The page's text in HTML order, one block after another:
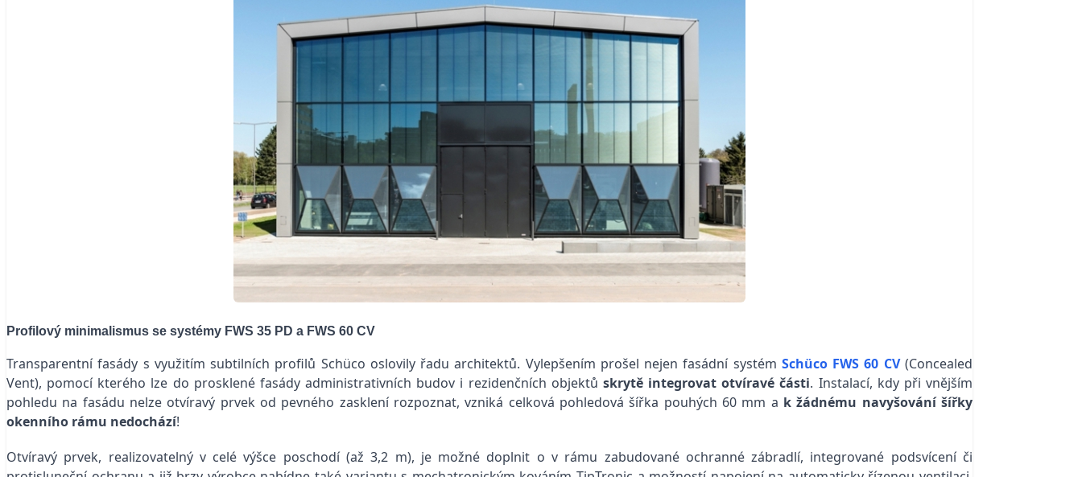
Profilový minimalismus se systémy FWS 35 PD a FWS 60 CV
Transparentní fasády s využitím subtilních profilů Schüco oslovily řadu architektů. Vylepšením prošel nejen fasádní systém Schüco FWS 60 CV(Concealed
Vent), pomocí kterého lze do prosklené fasády administrativních budov i rezidenčních objektů skrytě integrovat otvíravé části. Instalací, kdy při vnějším
pohledu na fasádu nelze otvíravý prvek od pevného zasklení rozpoznat, vzniká celková pohledová šířka pouhých 60 mm a k žádnému navyšování šířky
okenního rámu nedochází!
Otvíravý prvek, realizovatelný v celé výšce poschodí (až 3,2 m), je možné doplnit o v rámu zabudované ochranné zábradlí, integrované podsvícení či